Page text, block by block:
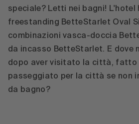
speciale? Letti nei bagni! L'hotel
freestanding BetteStarlet Oval
combinazioni vasca-doccia
da incasso BetteStarlet. E dove
dopo aver visitato la città, fatto
passeggiato per la città se non
da bagno?